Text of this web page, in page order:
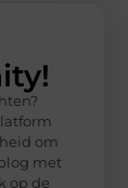
om
met
op de